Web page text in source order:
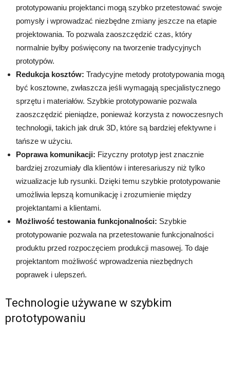
prototypowaniu projektanci mogą szybko przetestować swoje
pomysły i wprowadzać niezbędne zmiany jeszcze na etapie
projektowania. To pozwala zaoszczędzić czas, który
normalnie byłby poświęcony na tworzenie tradycyjnych
prototypów.
Redukcja kosztów: Tradycyjne metody prototypowania mogą
być kosztowne, zwłaszcza jeśli wymagają specjalistycznego
sprzętu i materiałów. Szybkie prototypowanie pozwala
zaoszczędzić pieniądze, ponieważ korzysta z nowoczesnych
technologii, takich jak druk 3D, które są bardziej efektywne i
tańsze w użyciu.
Poprawa komunikacji: Fizyczny prototyp jest znacznie
bardziej zrozumiały dla klientów i interesariuszy niż tylko
wizualizacje lub rysunki. Dzięki temu szybkie prototypowanie
umożliwia lepszą komunikację i zrozumienie między
projektantami a klientami.
Możliwość testowania funkcjonalności: Szybkie
prototypowanie pozwala na przetestowanie funkcjonalności
produktu przed rozpoczęciem produkcji masowej. To daje
projektantom możliwość wprowadzenia niezbędnych
poprawek i ulepszeń.
Technologie używane w szybkim
prototypowaniu